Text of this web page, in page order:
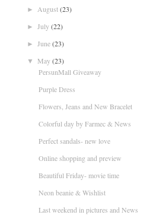
► August(23)
► July(22)
► June(23)
▼ May(23)
PersunMall Giveaway
Purple Dress
Flowers, Jeans and New Bracelet
Colorful day by Farmec & News
Perfect sandals- new love
Online shopping and preview
Beautiful Friday- movie time
Neon beanie & Wishlist
Last weekend in pictures and News